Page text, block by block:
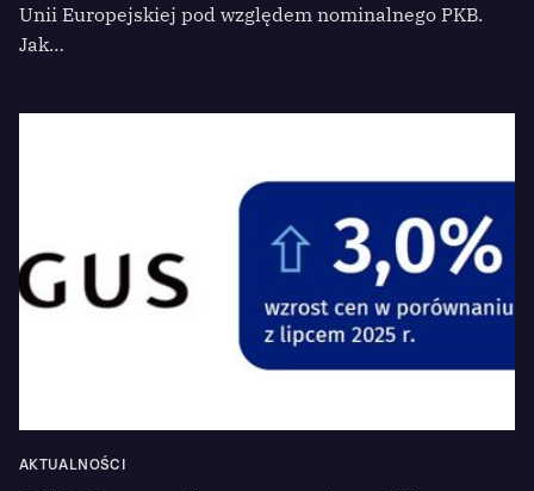
Unii Europejskiej pod względem nominalnego PKB.
Jak…
AKTUALNOŚCI